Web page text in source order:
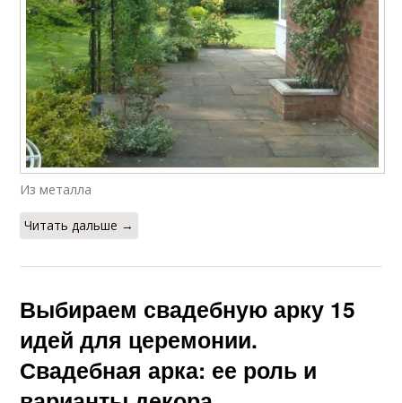
Из металла
Читать дальше →
Выбираем свадебную арку 15
идей для церемонии.
Свадебная арка: ее роль и